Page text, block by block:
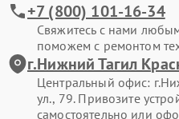
+7 (800) 101-16-34
Свяжитесь с нами
поможем с ремонтом
г.Нижний Тагил
Центральный офис:
ул., 79. Привозите
самостоятельно или